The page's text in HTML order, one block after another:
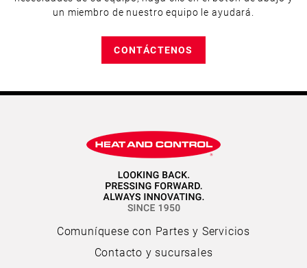
un miembro de nuestro equipo le ayudará.
CONTÁCTENOS
Comuníquese con Partes y Servicios
Contacto y sucursales